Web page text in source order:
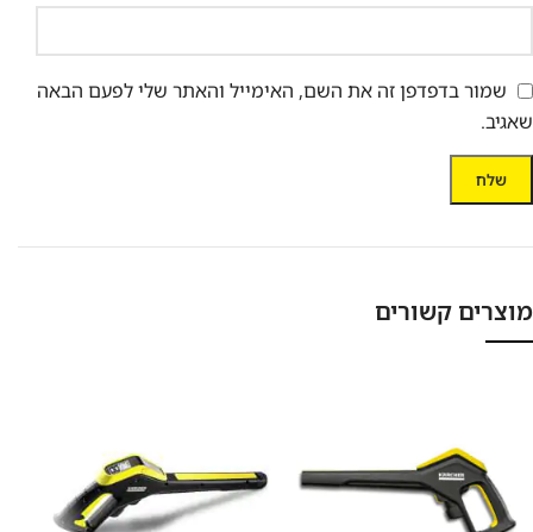
שמור בדפדפן זה את השם, האימייל והאתר שלי לפעם הבאה
שאגיב.
מוצרים קשורים